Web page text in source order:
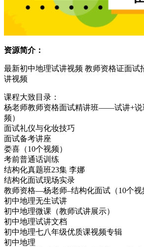
资源简介：
最新初中地理试讲视频 教师资格证面试
讲视频
课程大致目录：
杨老师教师资格面试精讲班——试讲+说
频）
面试礼仪与化妆技巧
面试备考讲座
娄喜（10个视频）
考前普通话训练
结构化真题班23集 李娜
结构化面试现场实录
教师资格—杨老师–结构化面试（10个视
初中地理无生试讲
初中地理微课（教师试讲展示）
初中地理试讲文档
初中地理七八年级优质课视频专辑
初中地理